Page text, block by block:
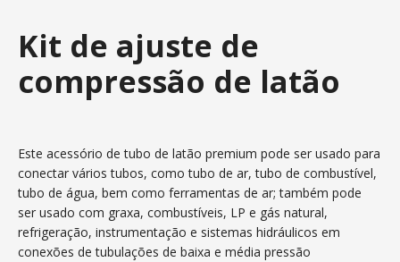
Kit de ajuste de
compressão de latão
Este acessório de tubo de latão premium pode ser usado para
conectar vários tubos, como tubo de ar, tubo de combustível,
tubo de água, bem como ferramentas de ar; também pode
ser usado com graxa, combustíveis, LP e gás natural,
refrigeração, instrumentação e sistemas hidráulicos em
conexões de tubulações de baixa e média pressão